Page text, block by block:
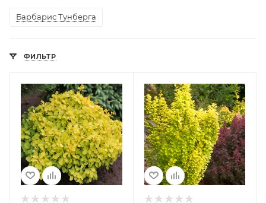
Барбарис Тунберга
ФИЛЬТР